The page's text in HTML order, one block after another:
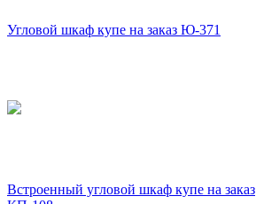
Угловой шкаф купе на заказ Ю-371
Встроенный угловой шкаф купе на заказ